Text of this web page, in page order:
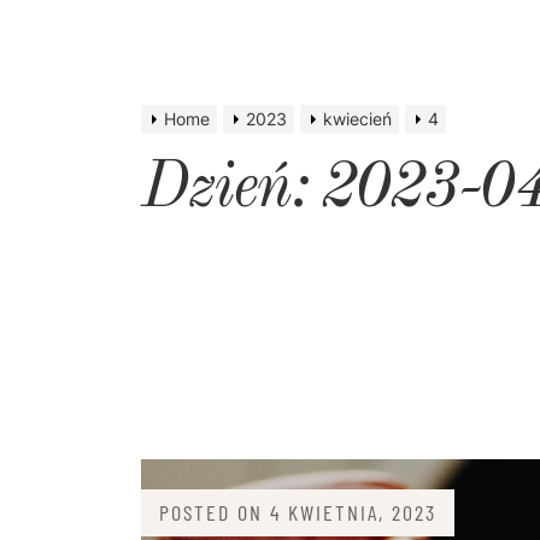
Home 2023 kwiecień 4
Dzień: 2023-
POSTED ON 4 KWIETNIA, 2023